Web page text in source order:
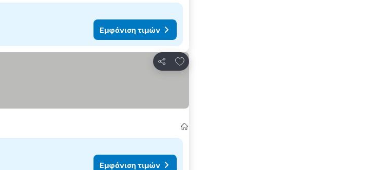
Εμφάνιση τιμών
Κοινοποίηση
Προσθήκη στα αγαπημένα
Εμφάνιση τιμών